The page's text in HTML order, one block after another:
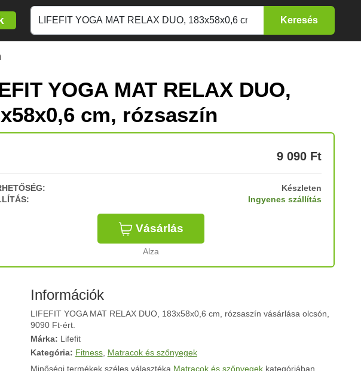
YOGA MAT RELAX DUO,
cm, rózsaszín
9 090 Ft
Készleten
Ingyenes szállítás
Vásárlás
Alza
Információk
LIFEFIT YOGA MAT RELAX DUO, 183x58x0,6 cm, rózsaszín vásárlása olcsón,
9090 Ft-ért.
Márka: Lifefit
Kategória: Fitness, Matracok és szőnyegek
Minőségi termékek széles választéka Matracok és szőnyegekkategóriában